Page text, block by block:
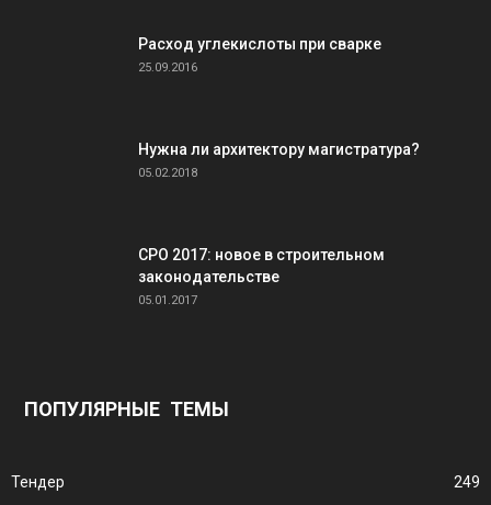
Расход углекислоты при сварке
25.09.2016
Нужна ли архитектору магистратура?
05.02.2018
СРО 2017: новое в строительном
законодательстве
05.01.2017
ПОПУЛЯРНЫЕ ТЕМЫ
Тендер
249